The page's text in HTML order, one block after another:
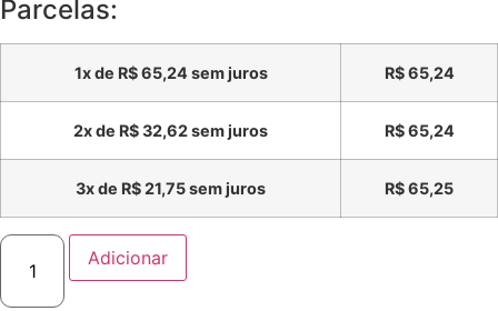
Parcelas:
1x de R$65,24sem juros R$65,24
2x de R$32,62sem juros R$65,24
3x de R$21,75sem juros R$65,25
Adicionar